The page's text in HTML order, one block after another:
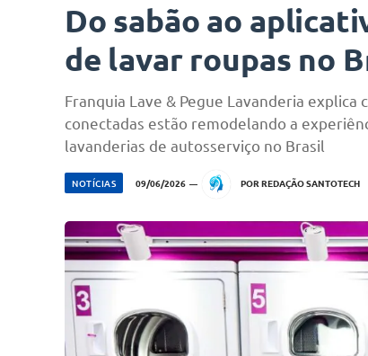
Do sabão ao
de lavar roupas no
Franquia Lave & Pegue Lavanderia
conectadas estão remodelando a
lavanderias de autosserviço no Brasil
NOTÍCIAS 09/06/2026 POR REDAÇÃO SANTOTECH